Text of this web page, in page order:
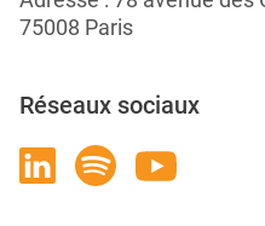
75008 Paris
Réseaux sociaux